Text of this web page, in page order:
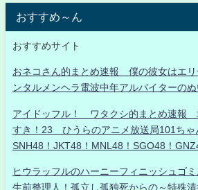
おすすめ～ん
おすすめサイト
おネコさん的まとめ速報 僕の彼女はエリ
ンタルメンヘラ電波中年アルバイターの
アイドッフル！ ワタクシ的まとめ速報
すき！23 ひうらのアニメ放送局101ちゃ
SNH48！JKT48！MNL48！SGO48！
ヒウラッフルのハーニーフィニッシュゴ
生前整理人！孤立し孤独死からの～特殊